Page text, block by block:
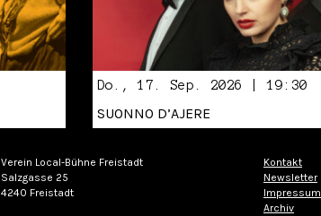
Do., 17. Sep. 2026 | 19:30
SUONNO D’AJERE
Verein Local-Bühne Freistadt
Salzgasse 25
4240 Freistadt
Kontakt
Newsletter
Impressum
Archiv